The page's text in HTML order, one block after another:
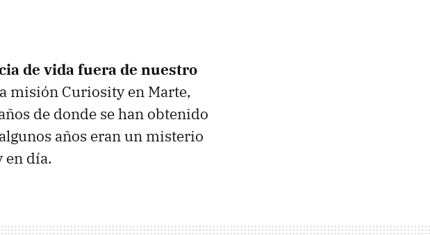
de vida fuera de nuestro
misión Curiosity en Marte,
de donde se han obtenido
años eran un misterio
en día.